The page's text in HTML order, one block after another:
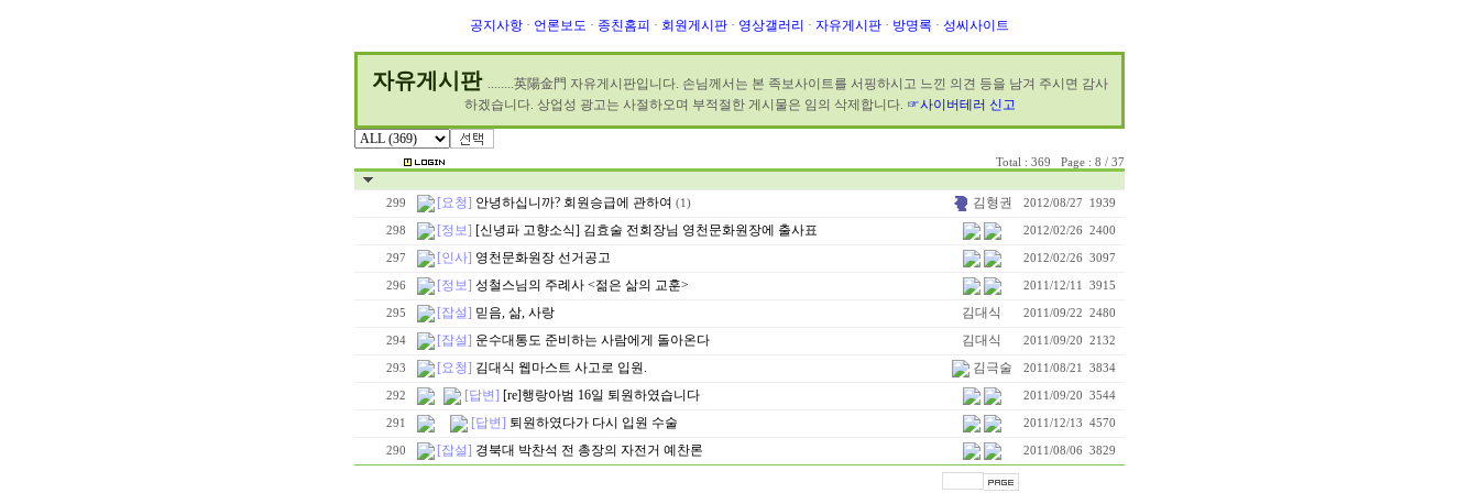
공지사항 · 언론보도 · 종친홈피 · 회원게시판 · 영상갤러리 · 자유게시판 · 방명록 · 성씨사이트
자유게시판 ........英陽金門 자유게시판입니다. 손님께서는 본 족보사이트를 서핑하시고 느낀 의견 등을 남겨 주시면 감사
하겠습니다. 상업성 광고는 사절하오며 부적절한 게시물은 임의 삭제합니다. ☞사이버테러 신고
Total : 369 Page : 8 / 37
299 [요청] 안녕하십니까? 회원승급에 관하여 (1) 김형권 2012/08/27 1939
298 [정보] [신녕파 고향소식] 김효술 전회장님 영천문화원장에 출사표 2012/02/26 2400
297 [인사] 영천문화원장 선거공고 2012/02/26 3097
296 [정보] 성철스님의 주례사 <젊은 삶의 교훈> 2011/12/11 3915
295 [잡설] 믿음, 삶, 사랑 김대식 2011/09/22 2480
294 [잡설] 운수대통도 준비하는 사람에게 돌아온다 김대식 2011/09/20 2132
293 [요청] 김대식 웹마스트 사고로 입원. 김극술 2011/08/21 3834
292 [답변] [re]행랑아범 16일 퇴원하였습니다 2011/09/20 3544
291 [답변] 퇴원하였다가 다시 입원 수술 2011/12/13 4570
290 [잡설] 경북대 박찬석 전 총장의 자전거 예찬론 2011/08/06 3829